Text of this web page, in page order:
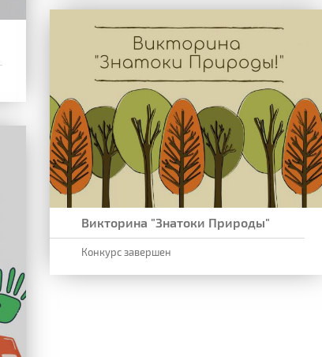
Викторина "Знатоки Природы"
Конкурс завершен